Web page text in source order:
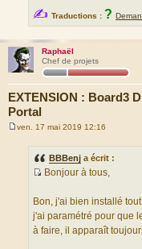
✍ Traductions : ?
Raphaël
Chef de projets
EXTENSION : Board3
Portal
ven. 17 mai 2019 12:16
BBBenj a écrit :
o
u
r
Bonjour à tous,
Bon, j'ai bien installé
j'ai paramétré pour que
à faire, il apparaît